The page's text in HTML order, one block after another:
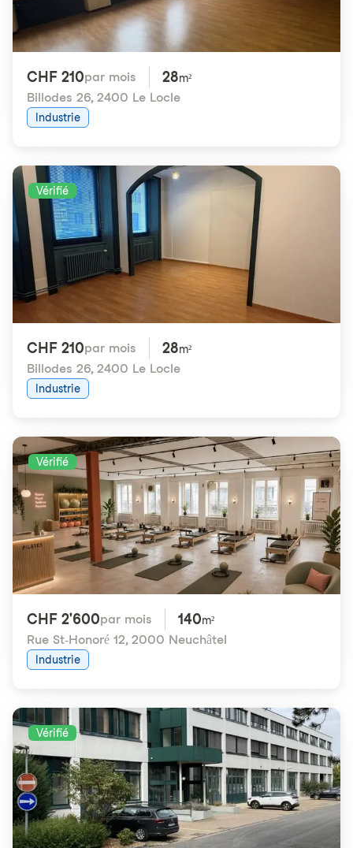
CHF 210par mois 28m²
Billodes 26, 2400 Le Locle
Industrie
Vérifié
CHF 210par mois 28m²
Billodes 26, 2400 Le Locle
Industrie
Vérifié
CHF 2'600par mois 140m²
Rue St-Honoré 12, 2000 Neuchâtel
Industrie
Vérifié